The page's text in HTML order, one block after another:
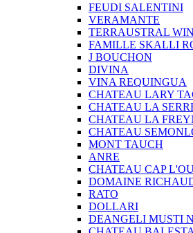
FEUDI SALENTINI
VERAMANTE
TERRAUSTRAL
FAMILLE SKALLI
J BOUCHON
DIVINA
VINA REQUINGUA
CHATEAU LARY
CHATEAU LA
CHATEAU LA
CHATEAU
MONT TAUCH
ANRE
CHATEAU CAP
DOMAINE
RATO
DOLLARI
DEANGELI MUSTI